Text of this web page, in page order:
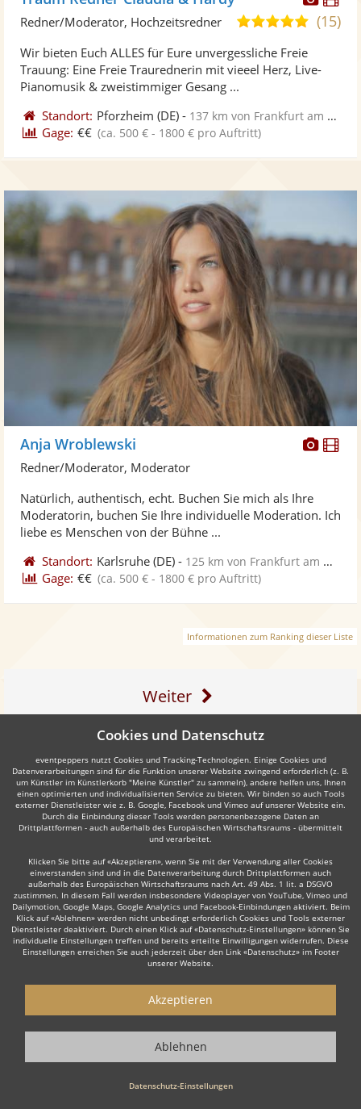
5,0(15)
Redner/Moderator, Hochzeitsredner
Wir bieten Euch ALLES für Eure unvergessliche Freie
Trauung: Eine Freie Traurednerin mit vieeel Herz, Live-
Pianomusik & zweistimmiger Gesang ...
Standort: Pforzheim (DE) - 137 km von Frankfurt am Main
Gage: €€ (ca. 500 € - 1800 € pro Auftritt)
Anja Wroblewski
Redner/Moderator, Moderator
Natürlich, authentisch, echt. Buchen Sie mich als Ihre
Moderatorin, buchen Sie Ihre individuelle Moderation. Ich
liebe es Menschen von der Bühne ...
Standort: Karlsruhe (DE) - 125 km von Frankfurt am Main
Gage: €€ (ca. 500 € - 1800 € pro Auftritt)
Informationen zum Ranking dieser Liste
Weiter
Auch interessant:
Trauerredner Dudelsackspieler
Wie funktioniert's?
Starten Sie mit dem Button 'Kostenlos anfragen' eine Anfrage an die für
2. Angebote erhalten & Details besprechen
Sie erhalten Angebote Ihrer angefragten Redner. Nutzen Sie die
Cookies und Datenschutz
eventpeppers nutzt Cookies und Tracking-Technologien. Einige Cookies und
Datenverarbeitungen sind für die Funktion unserer Website zwingend erforderlich (z. B.
um Künstler im Künstlerkorb "Meine Künstler" zu sammeln), andere helfen uns, Ihnen
einen optimierten und individualisierten Service zu bieten. Wir binden so auch Tools
externer Dienstleister wie z. B. Google, Facebook und Vimeo auf unserer Website ein.
Durch die Einbindung dieser Tools werden personenbezogene Daten an
Drittplattformen - auch außerhalb des Europäischen Wirtschaftsraums - übermittelt
und verarbeitet.
Klicken Sie bitte auf «Akzeptieren», wenn Sie mit der Verwendung aller Cookies
einverstanden sind und in die Datenverarbeitung durch Drittplattformen auch
außerhalb des Europäischen Wirtschaftsraums nach Art. 49 Abs. 1 lit. a DSGVO
zustimmen. In diesem Fall werden insbesondere Videoplayer von YouTube, Vimeo und
Dailymotion, Google Maps, Google Analytics und Facebook-Einbindungen aktiviert. Beim
Klick auf «Ablehnen» werden nicht unbedingt erforderlich Cookies und Tools externer
Dienstleister deaktiviert. Durch einen Klick auf «Datenschutz-Einstellungen» können Sie
individuelle Einstellungen treffen und bereits erteilte Einwilligungen widerrufen. Diese
Einstellungen erreichen Sie auch jederzeit über den Link «Datenschutz» im Footer
unserer Website.
Datenschutz-Einstellungen
Akzeptieren
Ablehnen